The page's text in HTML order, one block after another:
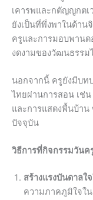
เคารพและกตัญญูกต
ยังเป็นที่พึ่งพาในด้าน
ครูและการมอบพาน
งดงามของวัฒนธรร
นอกจากนี้ ครูยังมีบท
ไทยผ่านการสอน เช่
และการแสดงพื้นบ้าน
ปัจจุบัน
วิธีการที่กิจกรรมวันค
สร้างแรงบันดาลใ
ความภาคภูมิใจใ